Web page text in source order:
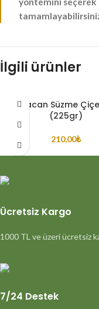
İlgili ürünler
Doğacan Süzme
(225gr)
210,00₺
Ücretsiz Kargo
1000 TL ve üzeri ücretsiz
7/24 Destek